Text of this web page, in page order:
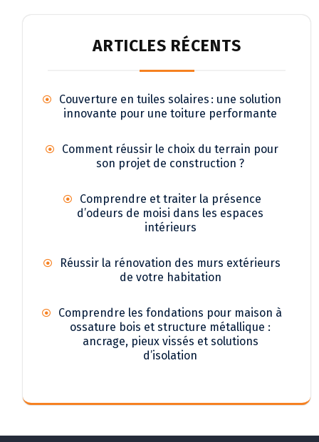
ARTICLES RÉCENTS
Couverture en tuiles solaires : une solution
innovante pour une toiture performante
Comment réussir le choix du terrain pour
son projet de construction ?
Comprendre et traiter la présence
d’odeurs de moisi dans les espaces
intérieurs
Réussir la rénovation des murs extérieurs
de votre habitation
Comprendre les fondations pour maison à
ossature bois et structure métallique :
ancrage, pieux vissés et solutions
d’isolation